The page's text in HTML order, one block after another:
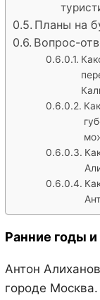
Планы на
Вопрос-
Ранние годы и
Антон
городе